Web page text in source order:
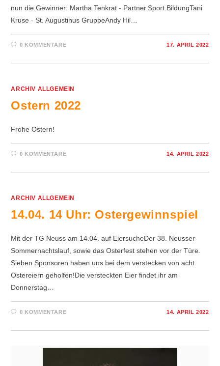
nun die Gewinner: Martha Tenkrat - Partner.Sport.BildungTani
Kruse - St. Augustinus GruppeAndy Hil…
0 KOMMENTARE 17. APRIL 2022
ARCHIV ALLGEMEIN
Ostern 2022
Frohe Ostern!
0 KOMMENTARE 14. APRIL 2022
ARCHIV ALLGEMEIN
14.04. 14 Uhr: Ostergewinnspiel
Mit der TG Neuss am 14.04. auf EiersucheDer 38. Neusser
Sommernachtslauf, sowie das Osterfest stehen vor der Türe.
Sieben Sponsoren haben uns bei dem verstecken von acht
Ostereiern geholfen!Die versteckten Eier findet ihr am
Donnerstag…
0 KOMMENTARE 14. APRIL 2022